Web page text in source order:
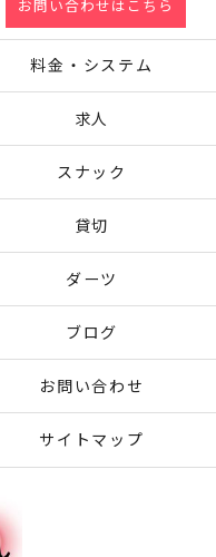
お問い合わせはこちら
料金・システム
求人
スナック
貸切
ダーツ
ブログ
お問い合わせ
サイトマップ